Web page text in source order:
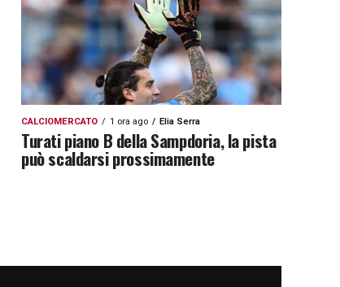
CALCIOMERCATO 1 ora ago Elia Serra
Turati piano B della Sampdoria, la pista
può scaldarsi prossimamente